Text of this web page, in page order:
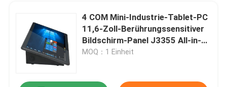
4 COM Mini-Industrie-Tablet-PC
11,6-Zoll-Berührungssensitiver
Bildschirm-Panel J3355 All-in-
One-Computer
MOQ：1 Einheit